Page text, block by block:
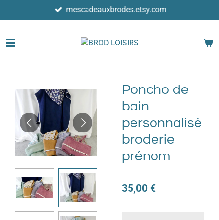
au
principal
mescadeauxbrodes.etsy.com
Poncho de
bain
personnalisé
broderie
prénom
35,00 €